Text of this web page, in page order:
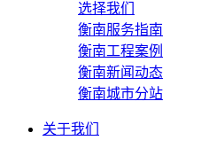
选择我们
衡南服务指南
衡南工程案例
衡南新闻动态
衡南城市分站
关于我们